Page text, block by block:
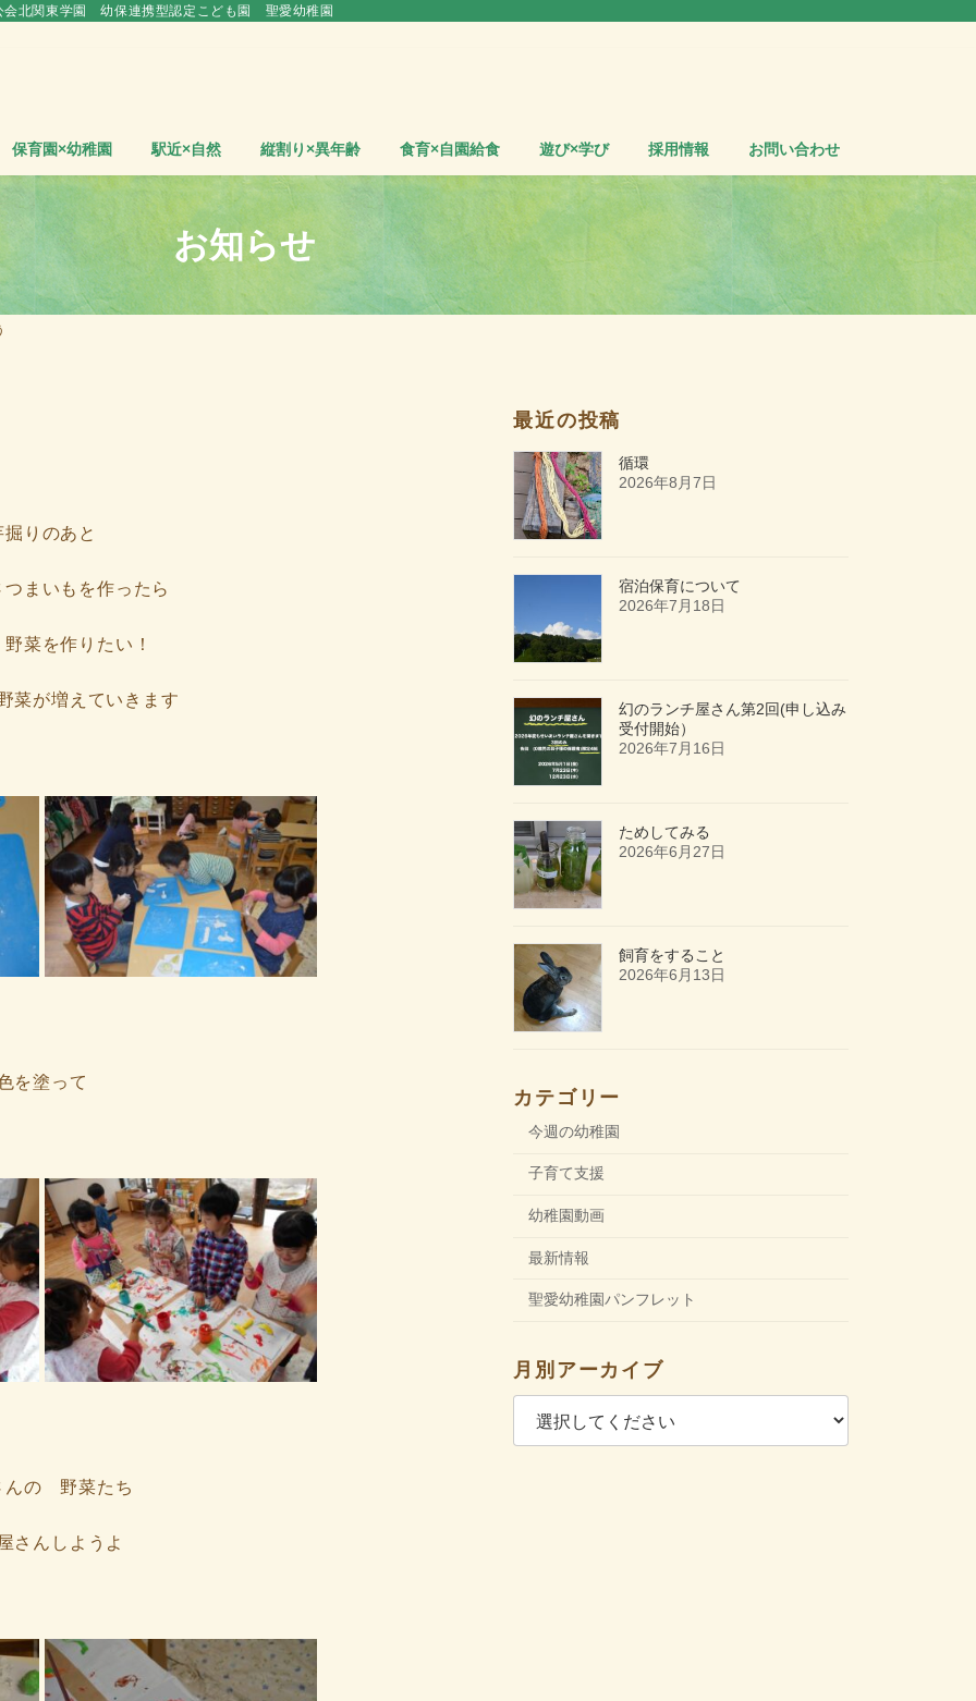
北関東学園 幼保連携型認定こども園 聖愛幼稚園
保育園×幼稚園 駅近×自然 縦割り×異年齢 食育×自園給食 遊び×学び 採用情報 お問い合わせ
お知らせ
掘りのあと
まいもを作ったら
菜を作りたい！
菜が増えていきます
を塗って
んの 野菜たち
さんしようよ
最近の投稿
循環
2026年8月7日
宿泊保育について
2026年7月18日
幻のランチ屋さん第2回(申し込み
受付開始）
2026年7月16日
ためしてみる
2026年6月27日
飼育をすること
2026年6月13日
カテゴリー
今週の幼稚園
子育て支援
幼稚園動画
最新情報
聖愛幼稚園パンフレット
月別アーカイブ